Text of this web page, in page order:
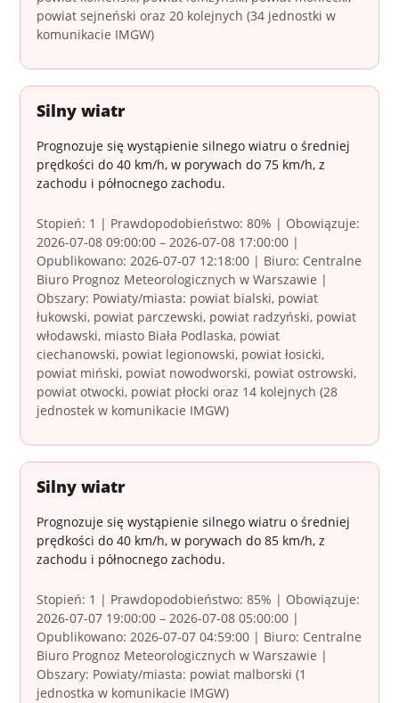
powiat sejneński oraz 20 kolejnych (34 jednostki w
komunikacie IMGW)
Silny wiatr
Prognozuje się wystąpienie silnego wiatru o średniej
prędkości do 40 km/h, w porywach do 75 km/h, z
zachodu i północnego zachodu.
Stopień: 1 | Prawdopodobieństwo: 80% | Obowiązuje:
2026-07-08 09:00:00 – 2026-07-08 17:00:00 |
Opublikowano: 2026-07-07 12:18:00 | Biuro: Centralne
Biuro Prognoz Meteorologicznych w Warszawie |
Obszary: Powiaty/miasta: powiat bialski, powiat
łukowski, powiat parczewski, powiat radzyński, powiat
włodawski, miasto Biała Podlaska, powiat
ciechanowski, powiat legionowski, powiat łosicki,
powiat miński, powiat nowodworski, powiat ostrowski,
powiat otwocki, powiat płocki oraz 14 kolejnych (28
jednostek w komunikacie IMGW)
Silny wiatr
Prognozuje się wystąpienie silnego wiatru o średniej
prędkości do 40 km/h, w porywach do 85 km/h, z
zachodu i północnego zachodu.
Stopień: 1 | Prawdopodobieństwo: 85% | Obowiązuje:
2026-07-07 19:00:00 – 2026-07-08 05:00:00 |
Opublikowano: 2026-07-07 04:59:00 | Biuro: Centralne
Biuro Prognoz Meteorologicznych w Warszawie |
Obszary: Powiaty/miasta: powiat malborski (1
jednostka w komunikacie IMGW)